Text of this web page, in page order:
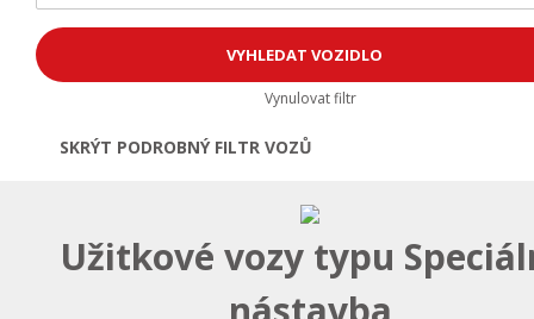
Vynulovat filtr
SKRÝT PODROBNÝ FILTR VOZŮ
Užitkové vozy typu